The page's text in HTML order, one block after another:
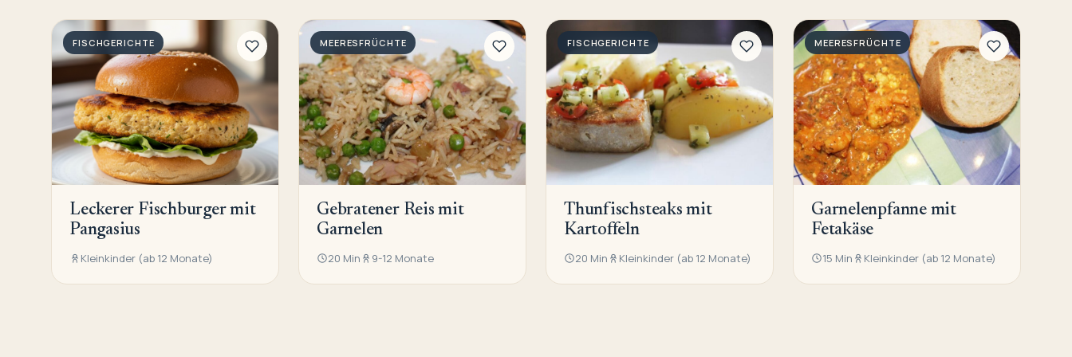
FISCHGERICHTE
Leckerer Fischburger mit
Pangasius
Kleinkinder (ab 12 Monate)
MEERESFRÜCHTE
Gebratener Reis mit
Garnelen
20 Min 9-12 Monate
FISCHGERICHTE
Thunfischsteaks mit
Kartoffeln
20 Min Kleinkinder (ab 12 Monate)
MEERESFRÜCHTE
Garnelenpfanne mit
Fetakäse
15 Min Kleinkinder (ab 12 Monate)